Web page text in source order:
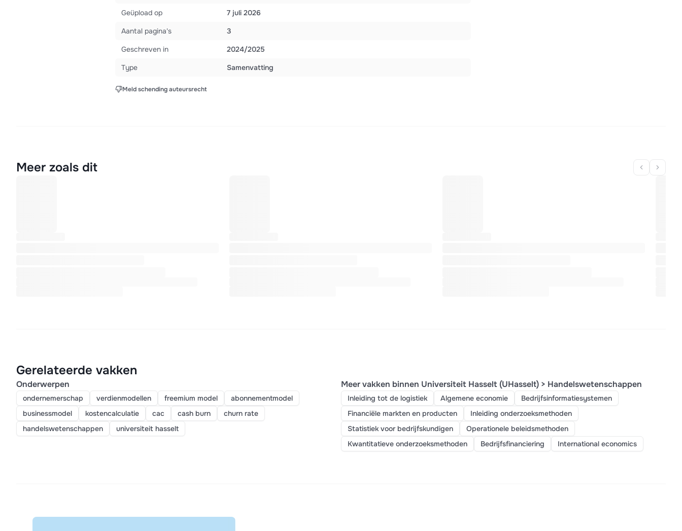
Geüpload op
7 juli 2026
Aantal pagina's
3
Geschreven in
2024/2025
Type
Samenvatting
Meld schending auteursrecht
Meer zoals dit
Gerelateerde vakken
Onderwerpen
ondernemerschap verdienmodellen freemium model
abonnementmodel
businessmodel
kostencalculatie cac cash burn
churn rate
handelswetenschappen
universiteit hasselt
Meer vakken binnen Universiteit Hasselt (UHasselt) > Handelswetenschappen
Inleiding tot de logistiek Algemene economie
Bedrijfsinformatiesystemen
Financiële markten en producten
Inleiding onderzoeksmethoden
Statistiek voor bedrijfskundigen
Operationele beleidsmethoden
Kwantitatieve onderzoeksmethoden
Bedrijfsfinanciering International economics